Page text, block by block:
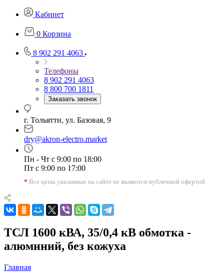
Кабинет
0 Корзина
8 902 291 4063
Телефоны
8 902 291 4063
8 800 700 1811
Заказать звонок
г. Тольятти, ул. Базовая, 9
dry@akron-electro.market
Пн - Чт с 9:00 по 18:00
Пт с 9:00 по 17:00
* Все цены указанные на сайте не являются публичной офертой.
ТСЛ 1600 кВА, 35/0,4 кВ обмотка -
алюминий, без кожуха
Главная